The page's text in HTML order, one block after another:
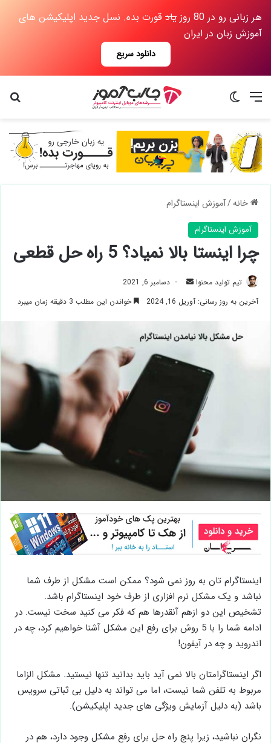
هر زبانی رو در 80 روز یاد قورت بده. نسل جدید اپلیکیشن های
آموزش زبان در ایران
دانلود سریع
منو
خانه/آموزش اینستاگرام
آموزش اینستاگرام
چرا اینستا بالا نمیاد؟ 5 راه حل قطعی
تیم تولید محتوا
ارسال
ایمیل
دسامبر 6, 2021
آخرین به روز رسانی: آوریل 16, 2024
خواندن این مطلب 3 دقیقه زمان میبرد
اینستاگرام تان به روز نمی شود؟ ممکن است مشکل از طرف شما
نباشد و یک مشکل نرم افزاری از طرف خود اینستاگرام باشد.
تشخیص این دو ازهم آنقدرها هم که فکر می کنید سخت نیست. در
ادامه شما را با 5 روش برای رفع این مشکل آشنا خواهیم کرد، چه در
اندروید و چه در آیفون!
اگر اینستاگرامتان بالا نمی آید باید بدانید تنها نیستید. مشکل الزاما
مربوط به تلفن شما نیست، اما می‌ تواند به دلیل بی ‌ثباتی سرویس
باشد (به دلیل آزمایش ویژگی‌ های جدید اپلیکیشن).
نگران نباشید، زیرا پنج راه حل برای رفع مشکل وجود دارد، هم در